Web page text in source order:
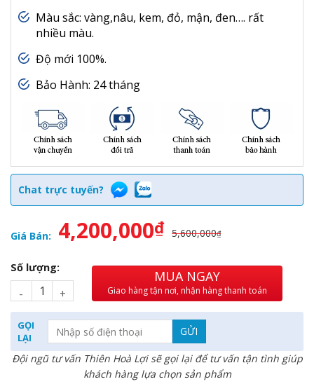
Màu sắc: vàng,nâu, kem, đỏ, mận, đen…. rất
nhiều màu.
Độ mới 100%.
Bảo Hành: 24 tháng
Chat trực tuyến?
5,600,000₫
4,200,000₫
Giá Bán:
Số lượng:
MUA NGAY
Giao hàng tận nơi, nhận hàng thanh toán
GỌI
LẠI
Đội ngũ tư vấn Thiên Hoà Lợi sẽ gọi lại để tư vấn tận tình giúp
khách hàng lựa chọn sản phẩm